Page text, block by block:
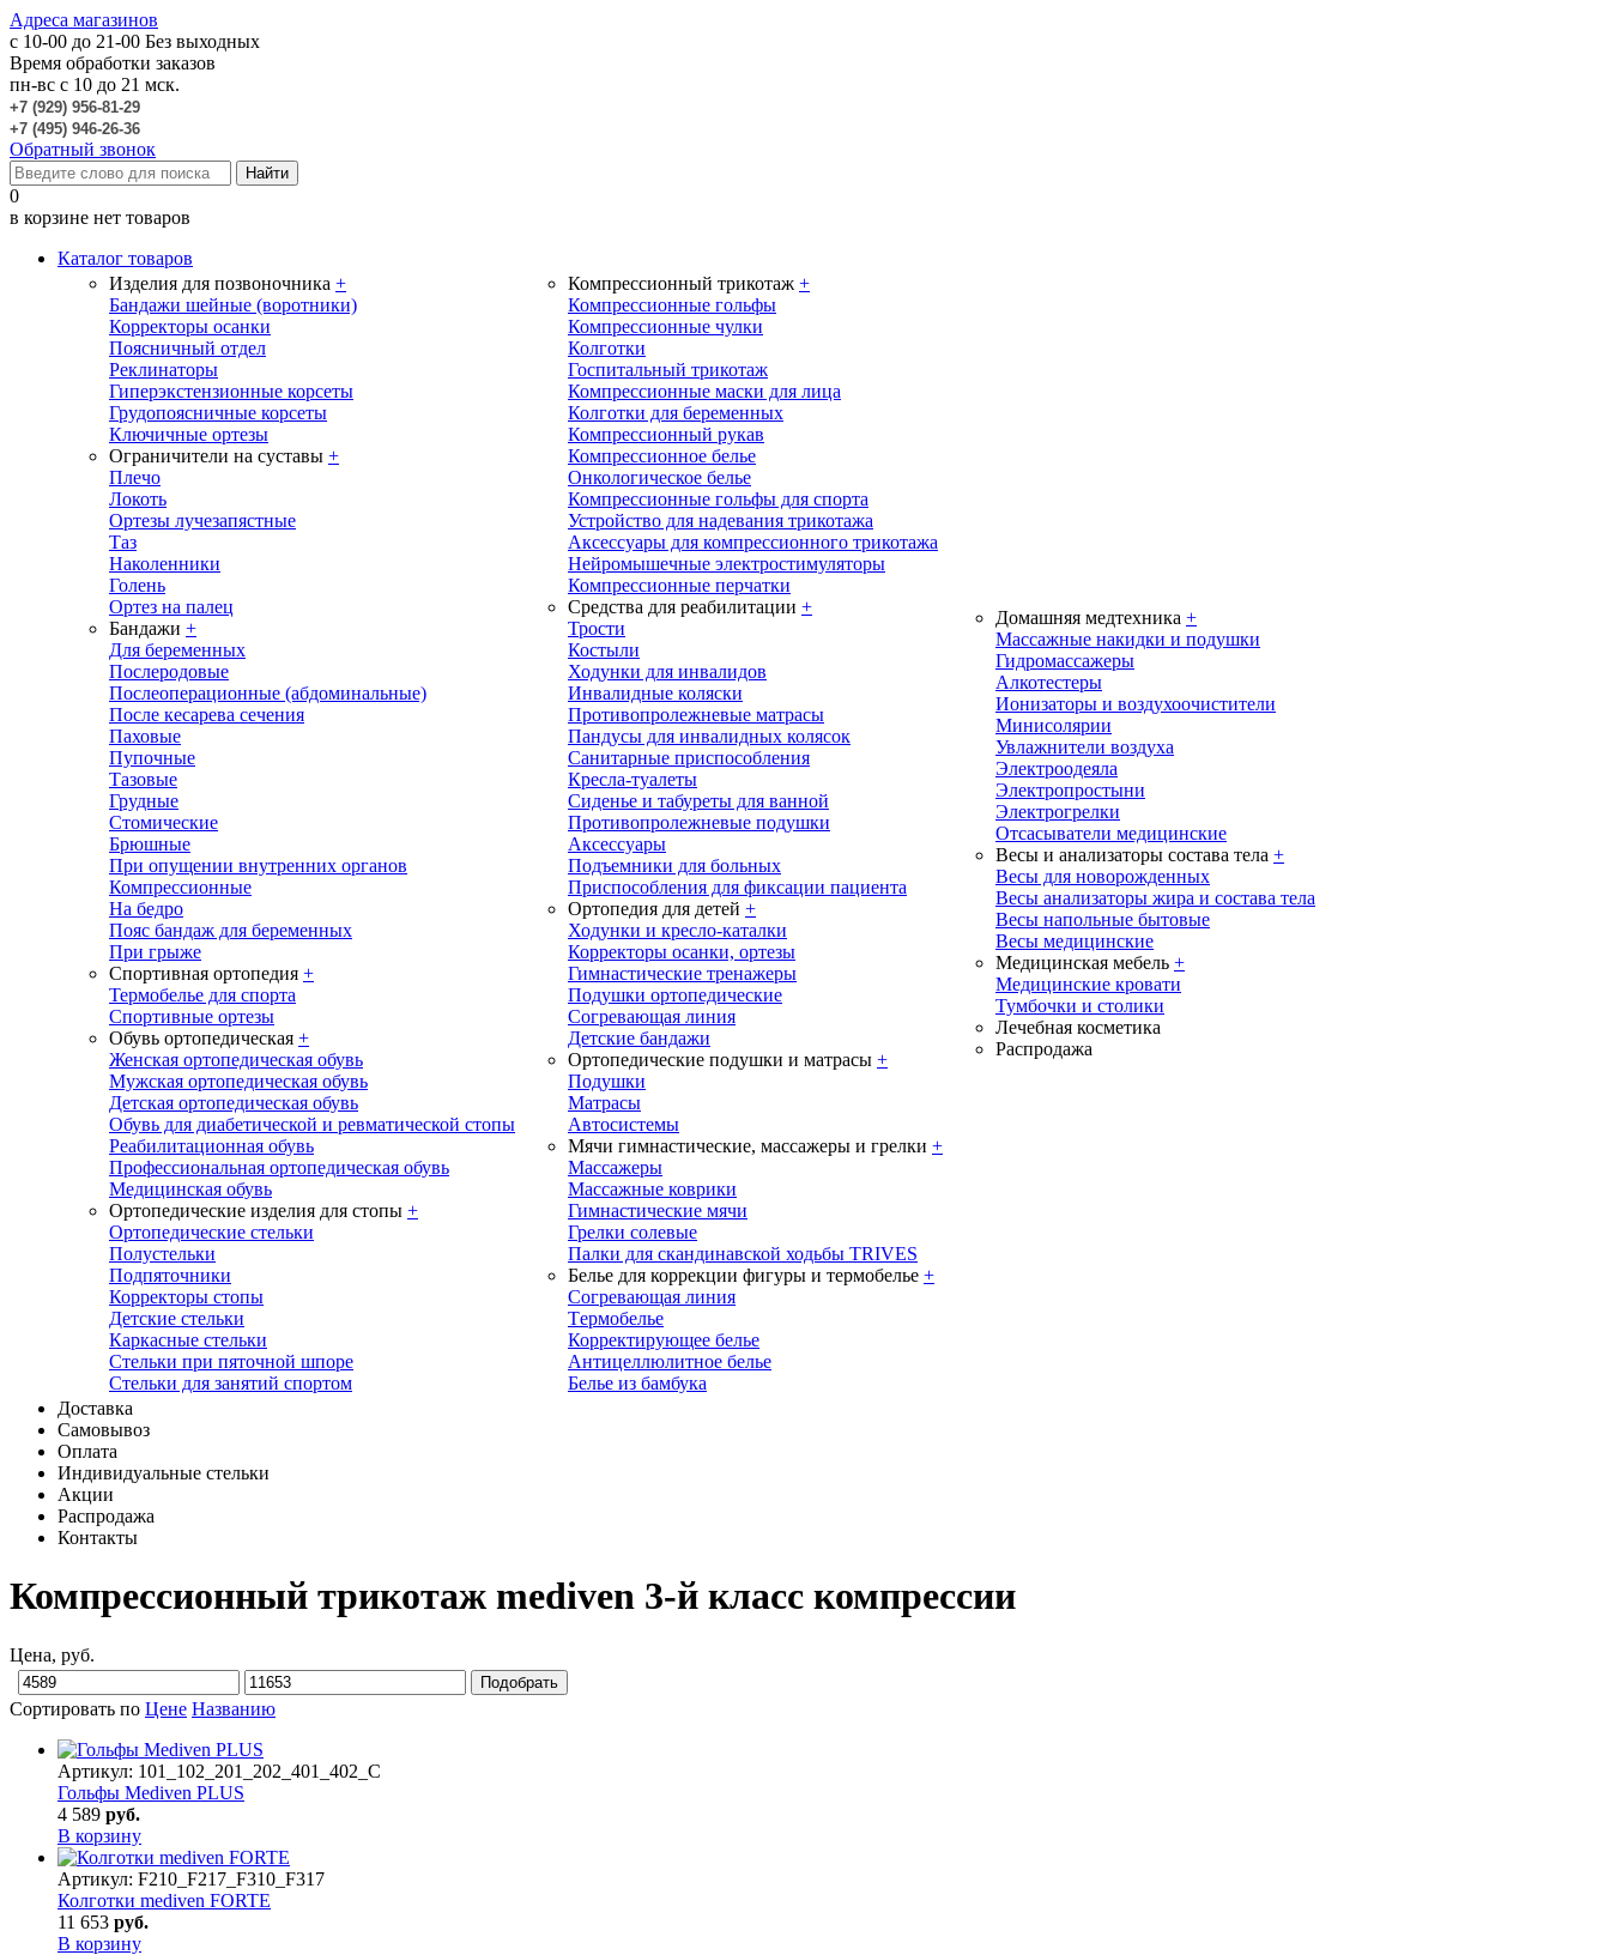
Адреса магазинов
c 10-00 до 21-00 Без выходных
Время обработки заказов
пн-вс с 10 до 21 мск.
+7 (929) 956-81-29
+7 (495) 946-26-36
Обратный звонок
0
в корзине нет товаров
Каталог товаров
Изделия для позвоночника +
Бандажи шейные (воротники)
Корректоры осанки
Поясничный отдел
Реклинаторы
Гиперэкстензионные корсеты
Грудопоясничные корсеты
Ключичные ортезы
Ограничители на суставы +
Плечо
Локоть
Ортезы лучезапястные
Таз
Наколенники
Голень
Ортез на палец
Бандажи +
Для беременных
Послеродовые
Послеоперационные (абдоминальные)
После кесарева сечения
Паховые
Пупочные
Тазовые
Грудные
Стомические
Брюшные
При опущении внутренних органов
Компрессионные
На бедро
Пояс бандаж для беременных
При грыже
Спортивная ортопедия +
Термобелье для спорта
Спортивные ортезы
Обувь ортопедическая +
Женская ортопедическая обувь
Мужская ортопедическая обувь
Детская ортопедическая обувь
Обувь для диабетической и ревматической стопы
Реабилитационная обувь
Профессиональная ортопедическая обувь
Медицинская обувь
Ортопедические изделия для стопы +
Ортопедические стельки
Полустельки
Подпяточники
Корректоры стопы
Детские стельки
Каркасные стельки
Стельки при пяточной шпоре
Стельки для занятий спортом
Компрессионный трикотаж +
Компрессионные гольфы
Компрессионные чулки
Колготки
Госпитальный трикотаж
Компрессионные маски для лица
Колготки для беременных
Компрессионный рукав
Компрессионное белье
Онкологическое белье
Компрессионные гольфы для спорта
Устройство для надевания трикотажа
Аксессуары для компрессионного трикотажа
Нейромышечные электростимуляторы
Компрессионные перчатки
Средства для реабилитации +
Трости
Костыли
Ходунки для инвалидов
Инвалидные коляски
Противопролежневые матрасы
Пандусы для инвалидных колясок
Санитарные приспособления
Кресла-туалеты
Сиденье и табуреты для ванной
Противопролежневые подушки
Аксессуары
Подъемники для больных
Приспособления для фиксации пациента
Ортопедия для детей +
Ходунки и кресло-каталки
Корректоры осанки, ортезы
Гимнастические тренажеры
Подушки ортопедические
Согревающая линия
Детские бандажи
Ортопедические подушки и матрасы +
Подушки
Матрасы
Автосистемы
Мячи гимнастические, массажеры и грелки +
Массажеры
Массажные коврики
Гимнастические мячи
Грелки солевые
Палки для скандинавской ходьбы TRIVES
Белье для коррекции фигуры и термобелье +
Cогревающая линия
Tермобелье
Корректирующее белье
Антицеллюлитное белье
Белье из бамбука
Домашняя медтехника +
Массажные накидки и подушки
Гидромассажеры
Алкотестеры
Ионизаторы и воздухоочистители
Минисолярии
Увлажнители воздуха
Электроодеяла
Электропростыни
Электрогрелки
Отсасыватели медицинские
Весы и анализаторы состава тела +
Весы для новорожденных
Весы анализаторы жира и состава тела
Весы напольные бытовые
Весы медицинские
Медицинская мебель +
Медицинские кровати
Тумбочки и столики
Лечебная косметика
Распродажа
Доставка
Самовывоз
Оплата
Индивидуальные стельки
Акции
Распродажа
Контакты
Компрессионный трикотаж mediven 3-й класс компрессии
Цена, руб.
Сортировать по Цене Названию
Артикул: 101_102_201_202_401_402_С
Гольфы Mediven PLUS
4 589 руб.
В корзину
Артикул: F210_F217_F310_F317
Колготки mediven FORTE
11 653 руб.
В корзину